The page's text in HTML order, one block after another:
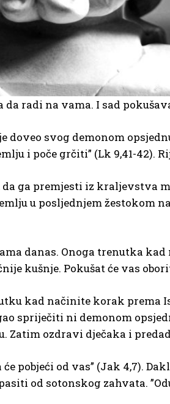
radi na vama. I sad
svog demonom
i poče grčiti” (Lk 9,41-42).
da ga premjesti iz kraljevstva
u posljednjem žestokom
danas. Onoga trenutka
kušnje. Pokušat će vas
kad načinite korak prema
spriječiti ni demonom
Zatim ozdravi dječaka i
pobjeći od vas” (Jak 4,7).
od sotonskog zahvata.